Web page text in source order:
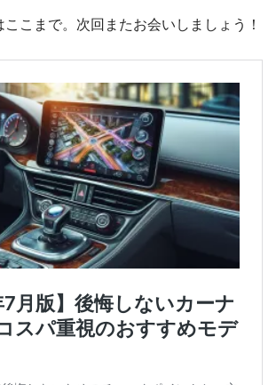
まで。次回またお会いしましょう！